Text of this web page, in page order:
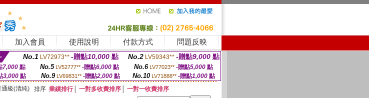
加入會員 使用說明 付款方式 問題反映
No.1 LV72973** -贈點10,000 點 No.2 LV59343** -贈點9,000 點
7,000點 No.5 LV52777** -贈點6,000點 No.6 LV77023** -贈點5,000點
3,000 點 No.9 LV69831** -贈點2,000點 No.10 LV71888** -贈點1,000 點
通級(清純) 排序 業績排行│ 一對多收費排序
一對一收費排序